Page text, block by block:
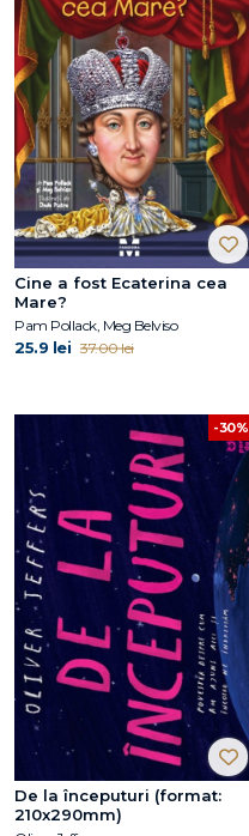
Cine a fost Ecaterina cea
Mare?
Pam Pollack, Meg Belviso
25.9 lei 37.00 lei
-30%
De la începuturi (format:
210x290mm)